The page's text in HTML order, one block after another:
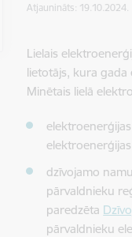
Atjaunināts: 19.10.2024.
Lielais
lietotājs, kura
Minētais lielā
dzīvojamo
pārvaldnieku
paredzēta
pārvaldnieku